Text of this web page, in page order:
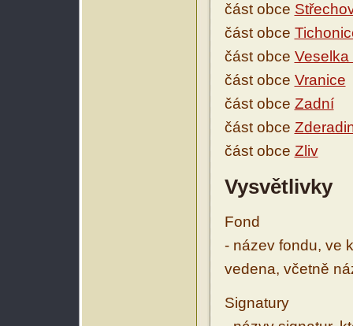
část obce
část obce
část obce Veselka
část obce Vranice
část obce Zadní
část obce
část obce Zliv
Vysvětlivky
Fond
- název fondu, ve
vedena, včetně
Signatury